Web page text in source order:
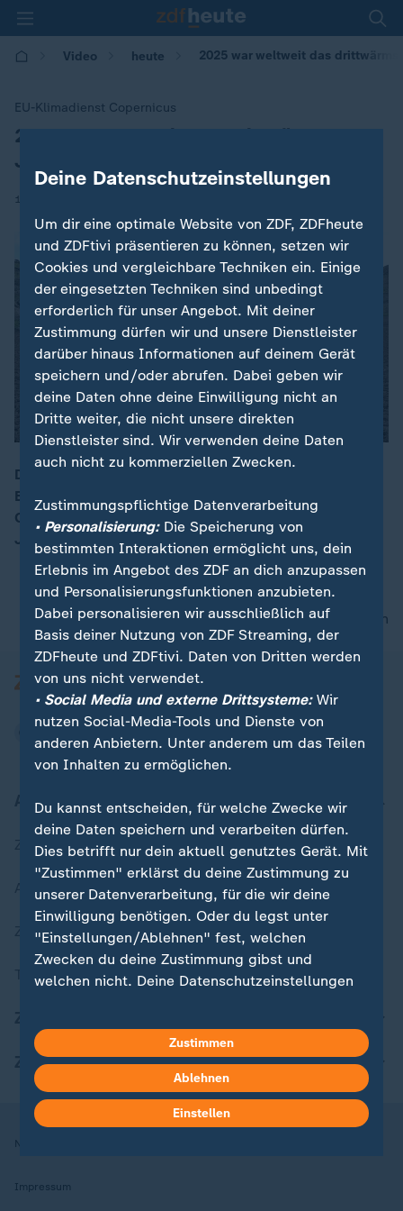
Video heute 2025 war weltweit das
EU-Klimadienst Copernicus
:2025 war weltweit das drittwärmste
Jahr
14.01.2026 | 09:49
00:16
Das Jahr 2025 war weltweit das drittwärmste seit
Beginn der Aufzeichnungen, so der EU-Klimadienst
Copernicus. In der Antarktis wurde die höchste
Jahrestemperatur jemals verzeichnet.
nach oben
Aktuell bei ZDFheute
Zuletzt veröffentlicht
Aktuelle Sendungs-Videos
ZDFheute Stories
Themen im Überblick
ZDFheute Apps
Nutzungsbedingungen
Impressum
Deine Datenschutzeinstellungen
Um dir eine optimale Website von ZDF, ZDFheute
und ZDFtivi präsentieren zu können, setzen wir
Cookies und vergleichbare Techniken ein. Einige
der eingesetzten Techniken sind unbedingt
erforderlich für unser Angebot. Mit deiner
Zustimmung dürfen wir und unsere Dienstleister
darüber hinaus Informationen auf deinem Gerät
speichern und/oder abrufen. Dabei geben wir
deine Daten ohne deine Einwilligung nicht an
Dritte weiter, die nicht unsere direkten
Dienstleister sind. Wir verwenden deine Daten
auch nicht zu kommerziellen Zwecken.
Zustimmungspflichtige Datenverarbeitung
• Personalisierung:Die Speicherung von
bestimmten Interaktionen ermöglicht uns, dein
Erlebnis im Angebot des ZDF an dich anzupassen
und Personalisierungsfunktionen anzubieten.
Dabei personalisieren wir ausschließlich auf
Basis deiner Nutzung von ZDF Streaming, der
ZDFheute und ZDFtivi. Daten von Dritten werden
von uns nicht verwendet.
• Social Media und externe Drittsysteme:Wir
nutzen Social-Media-Tools und Dienste von
anderen Anbietern. Unter anderem um das Teilen
von Inhalten zu ermöglichen.
Du kannst entscheiden, für welche Zwecke wir
deine Daten speichern und verarbeiten dürfen.
Dies betrifft nur dein aktuell genutztes Gerät. Mit
"Zustimmen" erklärst du deine Zustimmung zu
unserer Datenverarbeitung, für die wir deine
Einwilligung benötigen. Oder du legst unter
"Einstellungen/Ablehnen" fest, welchen
Zwecken du deine Zustimmung gibst und
welchen nicht. Deine Datenschutzeinstellungen
Hier findest du das Impressum.
Weitere Informationen findest du in unserer
Datenschutzerklärung.
Zustimmen
Ablehnen
Einstellen